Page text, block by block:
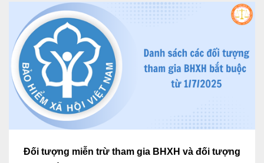
Đối tượng miễn trừ tham gia BHXH và đối tượng